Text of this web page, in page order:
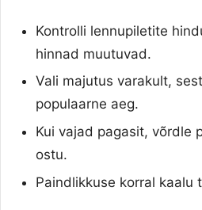
Kontrolli lennupiletite
hinnad muutuvad.
Vali majutus varakult,
populaarne aeg.
Kui vajad pagasit, võrdle
ostu.
Paindlikkuse korral kaalu